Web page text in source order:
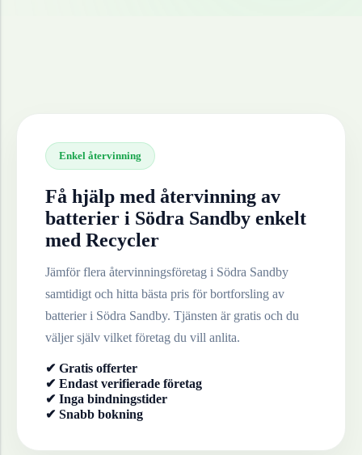
Enkel återvinning
Få hjälp med återvinning av
batterier i Södra Sandby enkelt
med Recycler
Jämför flera återvinningsföretag i Södra Sandby
samtidigt och hitta bästa pris för bortforsling av
batterieri Södra Sandby. Tjänsten är gratis och du
väljer själv vilket företag du vill anlita.
✔ Gratis offerter
✔ Endast verifierade företag
✔ Inga bindningstider
✔ Snabb bokning